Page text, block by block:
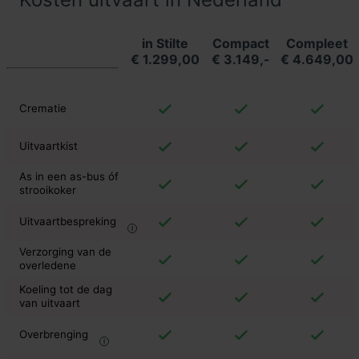
in Stilte
€ 1.299,00
Compact
€ 3.149,-
Compleet
€ 4.649,00
Crematie
Uitvaartkist
As in een as-bus óf
strooikoker
Uitvaartbespreking
Verzorging van de
overledene
Koeling tot de dag
van uitvaart
Overbrenging